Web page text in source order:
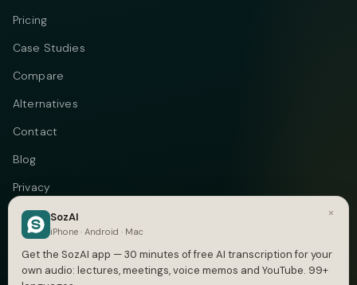
Pricing
Case Studies
Compare
Alternatives
Contact
Blog
Privacy
Terms
DMCA
×
SozAI
iPhone · Android · Mac
Get the SozAI app — 30 minutes of free AI transcription for your
own audio: lectures, meetings, voice memos and YouTube. 99+